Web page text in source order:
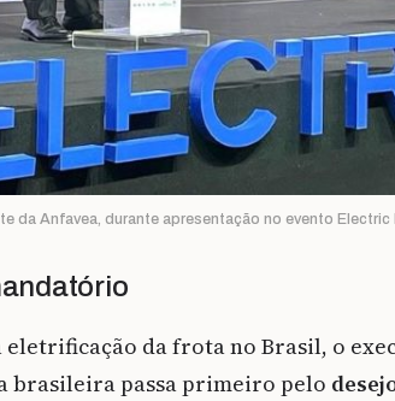
da Anfavea, durante apresentação no evento
da frota no Brasil, o
brasileira passa primeiro pelo